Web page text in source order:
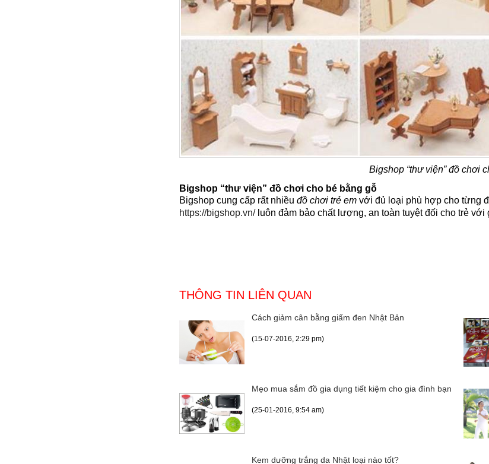
Bigshop “thư viện” đồ chơi
Bigshop “thư viện” đồ chơi cho bé bằng gỗ
Bigshop cung cấp rất nhiều đồ chơi trẻ em với đủ loại phù hợp cho từng
https://bigshop.vn/luôn đảm bảo chất lượng, an toàn tuyệt đối cho trẻ với
THÔNG TIN LIÊN QUAN
Cách giảm cân bằng giấm đen Nhật Bản
(15-07-2016, 2:29 pm)
Mẹo mua sắm đồ gia dụng tiết kiệm cho gia đình bạn
(25-01-2016, 9:54 am)
Kem dưỡng trắng da Nhật loại nào tốt?